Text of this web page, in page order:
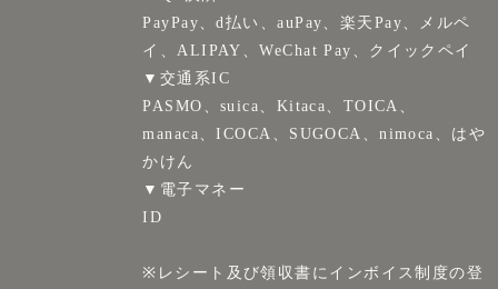
PayPay、d払い、auPay、楽天Pay、メルペ
イ、ALIPAY、WeChat Pay、クイックペイ
▼交通系IC
PASMO、suica、Kitaca、TOICA、
manaca、ICOCA、SUGOCA、nimoca、はや
かけん
▼電子マネー
ID
※レシート及び領収書にインボイス制度の登